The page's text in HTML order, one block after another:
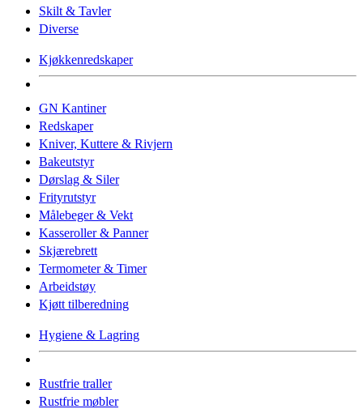
Skilt & Tavler
Diverse
Kjøkkenredskaper
GN Kantiner
Redskaper
Kniver, Kuttere & Rivjern
Bakeutstyr
Dørslag & Siler
Frityrutstyr
Målebeger & Vekt
Kasseroller & Panner
Skjærebrett
Termometer & Timer
Arbeidstøy
Kjøtt tilberedning
Hygiene & Lagring
Rustfrie traller
Rustfrie møbler